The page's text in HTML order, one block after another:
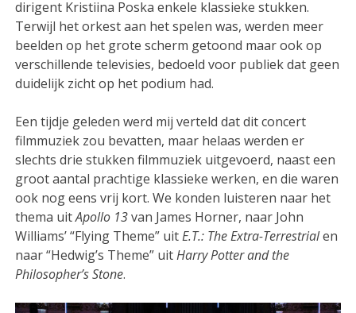
dirigent Kristiina Poska enkele klassieke stukken.
Terwijl het orkest aan het spelen was, werden meer
beelden op het grote scherm getoond maar ook op
verschillende televisies, bedoeld voor publiek dat geen
duidelijk zicht op het podium had.
Een tijdje geleden werd mij verteld dat dit concert
filmmuziek zou bevatten, maar helaas werden er
slechts drie stukken filmmuziek uitgevoerd, naast een
groot aantal prachtige klassieke werken, en die waren
ook nog eens vrij kort. We konden luisteren naar het
thema uitApollo 13van James Horner, naar John
Williams’ “Flying Theme” uitE.T.: The Extra-Terrestrialen
naar “Hedwig’s Theme” uitHarry Potter and the
Philosopher’s Stone.